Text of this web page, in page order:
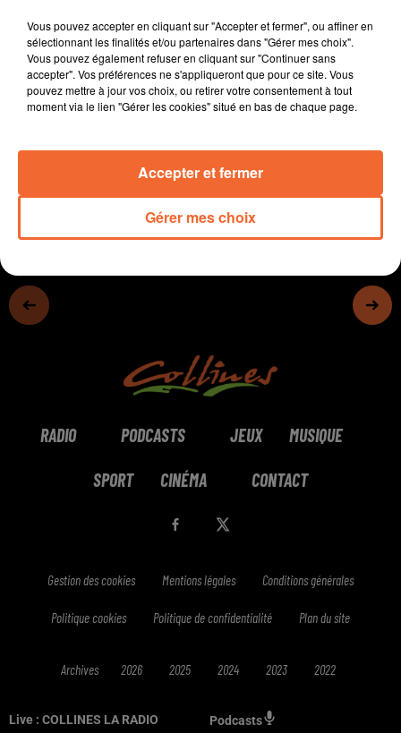
Live : COLLINES LA RADIO Podcasts
- Les Arts osés de Thouars ont lieu dans moins de 10
jours maintenant. Après le carton de 2023, le festival
n'a pas voulu s'enflammer.
- Plus de 550 élèves (photo) ont participé à des
RADIO PODCASTS JEUX MUSIQUE
SPORT CINÉMA CONTACT
Gestion des cookies Mentions légales Conditions générales
Politique cookies Politique de confidentialité Plan du site
Archives 2026 2025 2024 2023 2022
Vous pouvez accepter en cliquant sur "Accepter et fermer", ou affiner en
sélectionnant les finalités et/ou partenaires dans "Gérer mes choix".
Vous pouvez également refuser en cliquant sur "Continuer sans
accepter". Vos préférences ne s'appliqueront que pour ce site. Vous
pouvez mettre à jour vos choix, ou retirer votre consentement à tout
moment via le lien "Gérer les cookies" situé en bas de chaque page.
Gérer mes choix
Accepter et fermer